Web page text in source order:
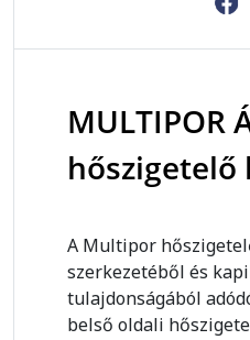
MULTIPOR
hőszigetelő
A Multipor
szerkezetéből és
tulajdonságából
belső oldali